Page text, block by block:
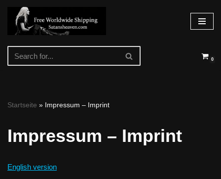
Skip
0
Startseite » Impressum – Imprint
Impressum – Imprint
English version